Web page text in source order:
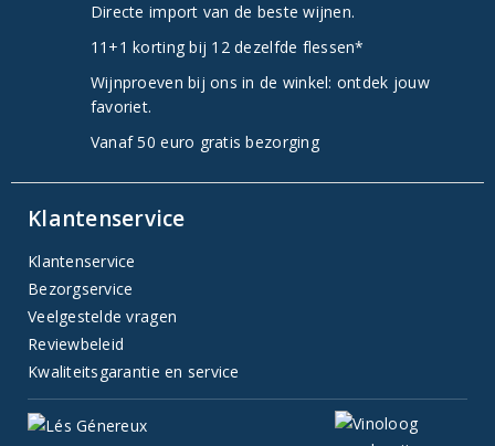
Directe import van de beste wijnen.
11+1 korting bij 12 dezelfde flessen*
Wijnproeven bij ons in de winkel: ontdek jouw
favoriet.
Vanaf 50 euro gratis bezorging
Klantenservice
Klantenservice
Bezorgservice
Veelgestelde vragen
Reviewbeleid
Kwaliteitsgarantie en service